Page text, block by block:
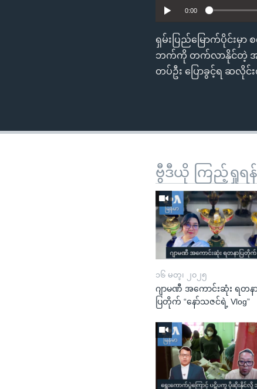
0:00
ရှမ်းပြည်မြောက်ပိုင်းမှ
ဘက်ကို တက်လာနိုင်တဲ့ အခြ
တပ်ဦး ပြောခွင့်ရ ဆလို
ဗွီဒီယို ကြည့်ရှုရန်
၁၆ မတ္၊ ၂၀၂၅
ဂျာမဏီ အကောင်းဆုံး ရတန
ပြတိုက် “နော်သဇင်ရဲ့ Vlog”